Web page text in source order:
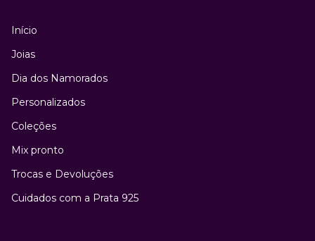
Início
Joias
Dia dos Namorados
Personalizados
Coleções
Mix pronto
Trocas e Devoluções
Cuidados com a Prata 925